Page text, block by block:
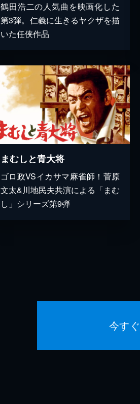
鶴田浩二の人気曲を映画化した
第3弾。仁義に生きるヤクザを描
いた任侠作品
まむしと青大将
ゴロ政VSイカサマ麻雀師！菅原
文太&川地民夫共演による「まむ
し」シリーズ第9弾
今す